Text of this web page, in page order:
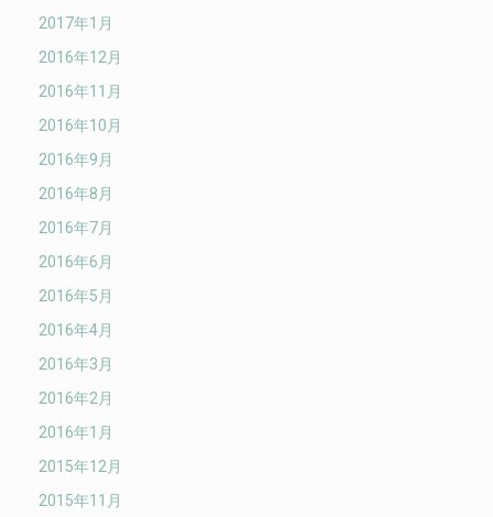
2017年1月
2016年12月
2016年11月
2016年10月
2016年9月
2016年8月
2016年7月
2016年6月
2016年5月
2016年4月
2016年3月
2016年2月
2016年1月
2015年12月
2015年11月